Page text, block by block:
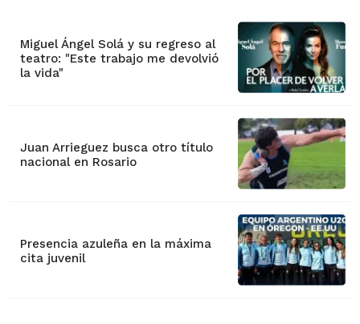
Miguel Ángel Solá y su regreso al
teatro: "Este trabajo me devolvió
la vida"
Juan Arrieguez busca otro título
nacional en Rosario
Presencia azuleña en la máxima
cita juvenil